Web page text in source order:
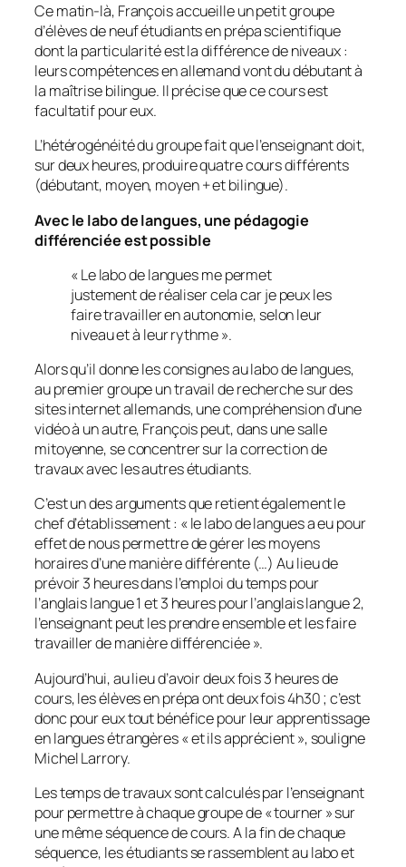
Ce matin-là, François accueille un petit groupe
d’élèves de neuf étudiants en prépa scientifique
dont la particularité est la différence de niveaux :
leurs compétences en allemand vont du débutant à
la maîtrise bilingue. Il précise que ce cours est
facultatif pour eux.
L’hétérogénéité du groupe fait que l’enseignant doit,
sur deux heures, produire quatre cours différents
(débutant, moyen, moyen + et bilingue).
Avec le labo de langues, une pédagogie
différenciée est possible
«Le labo de langues me permet
justement de réaliser cela car je peux les
faire travailler en autonomie, selon leur
niveau et à leur rythme».
Alors qu’il donne les consignes au labo de langues,
au premier groupe un travail de recherche sur des
sites internet allemands, une compréhension d’une
vidéo à un autre, François peut, dans une salle
mitoyenne, se concentrer sur la correction de
travaux avec les autres étudiants.
C’est un des arguments que retient également le
chef d’établissement : «le labo de langues a eu pour
effet de nous permettre de gérer les moyens
horaires d’une manière différente (…) Au lieu de
prévoir 3 heures dans l’emploi du temps pour
l’anglais langue 1 et 3 heures pour l’anglais langue 2,
l’enseignant peut les prendre ensemble et les faire
travailler de manière différenciée».
Aujourd’hui, au lieu d’avoir deux fois 3 heures de
cours, les élèves en prépa ont deux fois 4h30 ; c’est
donc pour eux tout bénéfice pour leur apprentissage
en langues étrangères «et ils apprécient», souligne
Michel Larrory.
Les temps de travaux sont calculés par l’enseignant
pour permettre à chaque groupe de «tourner» sur
une même séquence de cours. A la fin de chaque
séquence, les étudiants se rassemblent au labo et